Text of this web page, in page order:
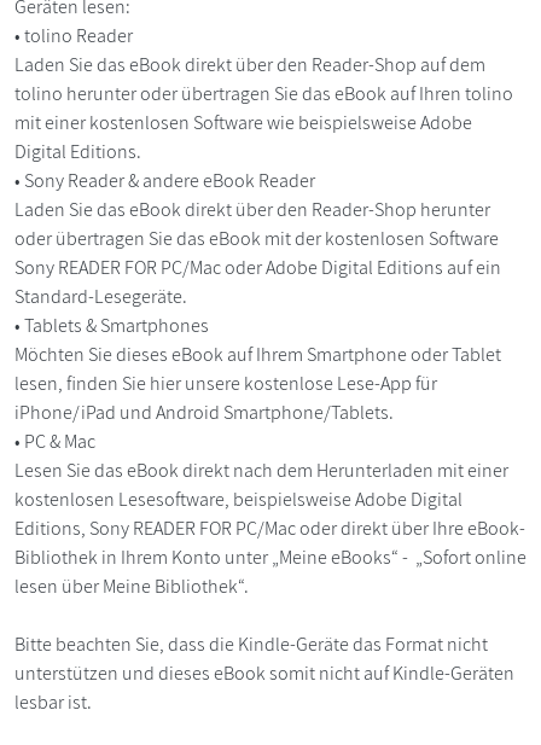
Geräten lesen:
• tolino Reader
Laden Sie das eBook direkt über den Reader-Shop auf dem
tolino herunter oder übertragen Sie das eBook auf Ihren tolino
mit einer kostenlosen Software wie beispielsweise Adobe
Digital Editions.
• Sony Reader & andere eBook Reader
Laden Sie das eBook direkt über den Reader-Shop herunter
oder übertragen Sie das eBook mit der kostenlosen Software
Sony READER FOR PC/Mac oder Adobe Digital Editions auf ein
Standard-Lesegeräte.
• Tablets & Smartphones
Möchten Sie dieses eBook auf Ihrem Smartphone oder Tablet
lesen, finden Sie hier unsere kostenlose Lese-App für
iPhone/iPad und Android Smartphone/Tablets.
• PC & Mac
Lesen Sie das eBook direkt nach dem Herunterladen mit einer
kostenlosen Lesesoftware, beispielsweise Adobe Digital
Editions, Sony READER FOR PC/Mac oder direkt über Ihre eBook-
Bibliothek in Ihrem Konto unter „Meine eBooks“ - „Sofort online
lesen über Meine Bibliothek“.
Bitte beachten Sie, dass die Kindle-Geräte das Format nicht
unterstützen und dieses eBook somit nicht auf Kindle-Geräten
lesbar ist.